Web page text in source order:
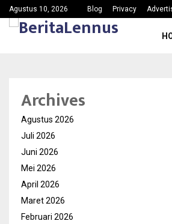
Agustus 10, 2026 Blog Privacy
Perkuat Sinergitas
Archives
Agustus 2026
Juli 2026
Juni 2026
Mei 2026
April 2026
Maret 2026
Februari 2026